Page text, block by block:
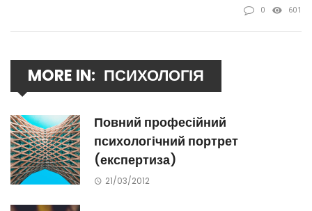
0 601
MORE IN: ПСИХОЛОГІЯ
Повний професійний
психологічний портрет
(експертиза)
21/03/2012